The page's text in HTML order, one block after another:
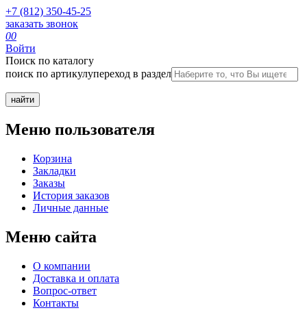
+7 (812) 350-45-25
заказать звонок
00
Войти
Поиск по каталогу
поиск по артикулупереход в раздел
Меню пользователя
Корзина
Закладки
Заказы
История заказов
Личные данные
Меню сайта
О компании
Доставка и оплата
Вопрос-ответ
Контакты